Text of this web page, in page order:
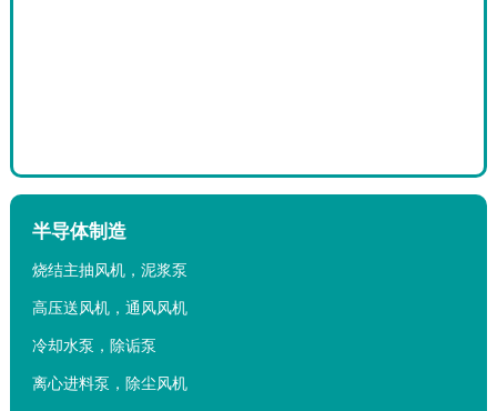
半导体制造
烧结主抽风机，泥浆泵
高压送风机，通风风机
冷却水泵，除诟泵
离心进料泵，除尘风机